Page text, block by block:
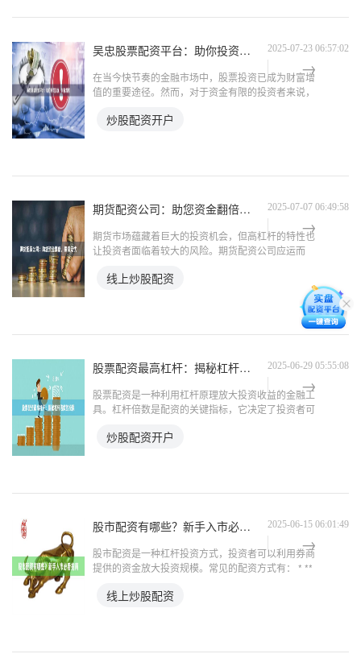
吴忠股票配资平台：助你投资无忧，财富增值 2025-07-23 06:57:02
在当今快节奏的金融市场中，股票投资已成为财富增
值的重要途径。然而，对于资金有限的投资者来说，
力。 吴忠股票配资平台是业内领先的配资服务提供
炒股配资开户
期货配资公司：助您资金翻倍，投资无忧 2025-07-07 06:49:58
期货市场蕴藏着巨大的投资机会，但高杠杆的特性也
让投资者面临着较大的风险。期货配资公司应运而
时降低风险。 **资金翻倍，收益倍增** 期货配资公司
线上炒股配资
股票配资最高杠杆：揭秘杠杆倍数的极限 2025-06-29 05:55:08
股票配资是一种利用杠杆原理放大投资收益的金融工
具。杠杆倍数是配资的关键指标，它决定了投资者可
最高杠杆倍数一般在10倍左右。这意味着，投资者可
炒股配资开户
股市配资有哪些？新手入市必看指南 2025-06-15 06:01:49
股市配资是一种杠杆投资方式，投资者可以利用券商
提供的资金放大投资规模。常见的配资方式有： * **
以借用资金买入股票。 * **融资融券：**投资者借入
线上炒股配资